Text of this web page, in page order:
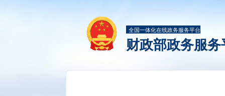
全国一体化在线政务服务平台
财政部政务服